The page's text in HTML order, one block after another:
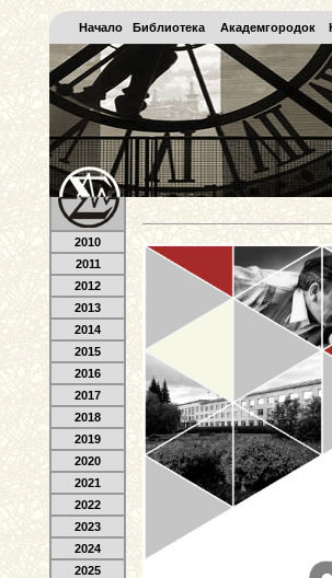
Начало Библиотека Академгородок
2010
2011
2012
2013
2014
2015
2016
2017
2018
2019
2020
2021
2022
2023
2024
2025